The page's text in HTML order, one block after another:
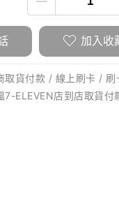
加入收
取貨付款 / 線上刷卡 /
7-ELEVEN店到店取貨